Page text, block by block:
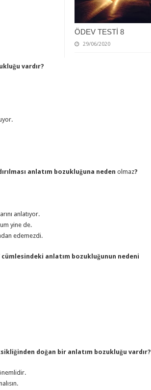
ÖDEV TESTİ 8
29/06/2020
vardır?
anlatım bozukluğuna neden olmaz?
anlatıyor.
yine de.
edemezdi.
cümlesindeki anlatım bozukluğunun nedeni
doğan bir anlatım bozukluğu vardır?